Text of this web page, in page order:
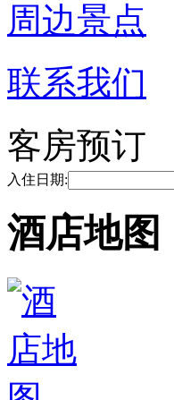
周边景点
联系我们
客房预订
入住日期:
酒店地图